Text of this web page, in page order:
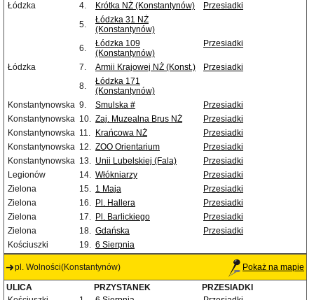
Łódzka 4. Krótka NŻ (Konstantynów)
Przesiadki
5.
Łódzka 31 NŻ
(Konstantynów)
6.
Łódzka 109
(Konstantynów)
Przesiadki
Łódzka 7. Armii Krajowej NŻ (Konst.)
Przesiadki
8.
Łódzka 171
(Konstantynów)
Konstantynowska 9. Smulska #
Przesiadki
Konstantynowska 10. Zaj. Muzealna Brus NŻ
Przesiadki
Konstantynowska 11. Krańcowa NŻ
Przesiadki
Konstantynowska 12. ZOO Orientarium
Przesiadki
Konstantynowska 13. Unii Lubelskiej (Fala)
Przesiadki
Legionów
14. Włókniarzy
Przesiadki
Zielona
15. 1 Maja
Przesiadki
Zielona
16. Pl. Hallera
Przesiadki
Zielona
17. Pl. Barlickiego
Przesiadki
Zielona
18. Gdańska
Przesiadki
Kościuszki
19. 6 Sierpnia
pl. Wolności(Konstantynów) Pokaż na mapie
ULICA PRZYSTANEK
PRZESIADKI